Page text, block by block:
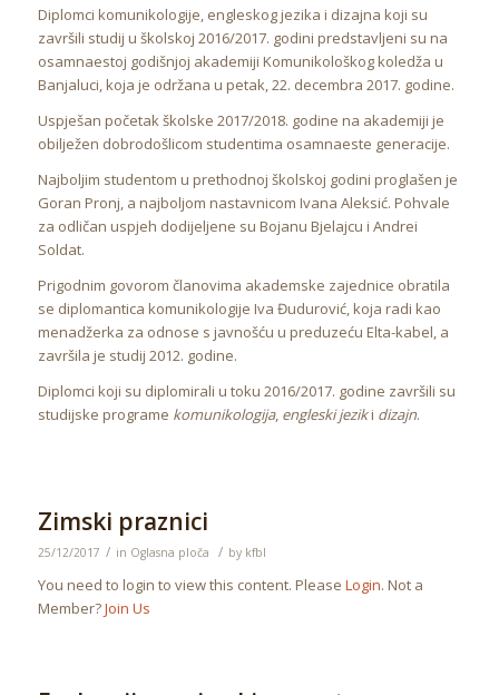
Diplomci komunikologije, engleskog jezika i dizajna koji su
završili studij u školskoj 2016/2017. godini predstavljeni su na
osamnaestoj godišnjoj akademiji Komunikološkog koledža u
Banjaluci, koja je održana u petak, 22. decembra 2017. godine.
Uspješan početak školske 2017/2018. godine na akademiji je
obilježen dobrodošlicom studentima osamnaeste generacije.
Najboljim studentom u prethodnoj školskoj godini proglašen je
Goran Pronj, a najboljom nastavnicom Ivana Aleksić. Pohvale
za odličan uspjeh dodijeljene su Bojanu Bjelajcu i Andrei
Soldat.
Prigodnim govorom članovima akademske zajednice obratila
se diplomantica komunikologije Iva Đudurović, koja radi kao
menadžerka za odnose s javnošću u preduzeću Elta-kabel, a
završila je studij 2012. godine.
Diplomci koji su diplomirali u toku 2016/2017. godine završili su
studijske programe komunikologija, engleski jeziki dizajn.
Zimski praznici
25/12/2017 / in Oglasna ploča / by kfbl
You need to login to view this content. Please Login. Not a
Member?Join Us